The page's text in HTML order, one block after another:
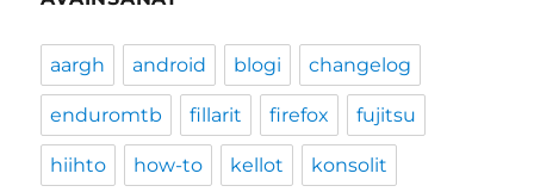
aargh android blogi changelog
enduromtb fillarit firefox fujitsu
hiihto how-to kellot konsolit